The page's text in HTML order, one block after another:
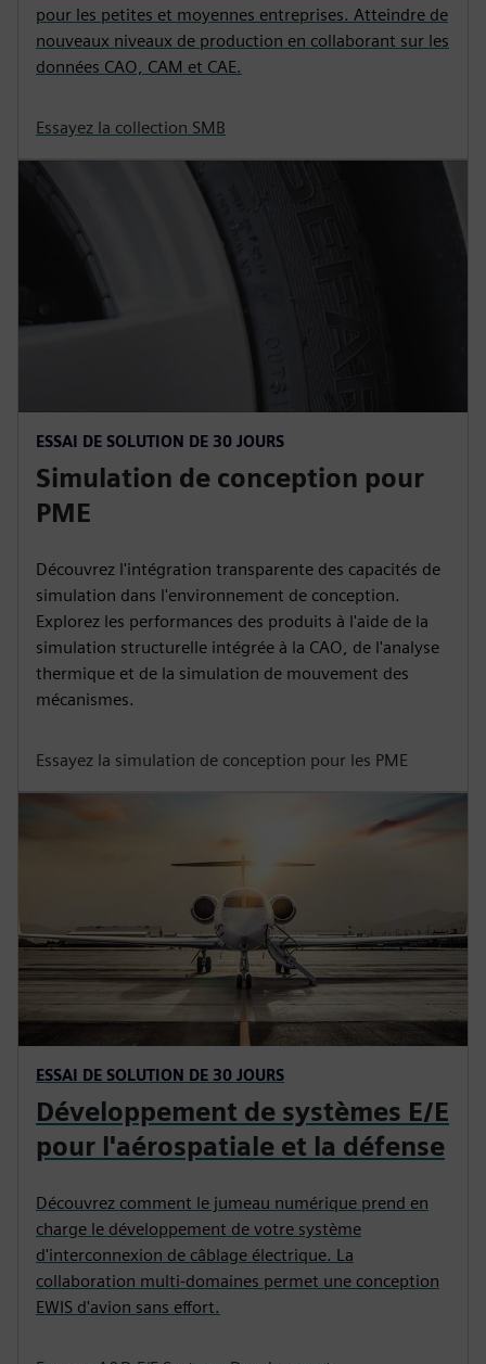
pour les petites et moyennes entreprises. Atteindre de
nouveaux niveaux de production en collaborant sur les
données CAO, CAM et CAE.
Essayez la collection SMB
ESSAI DE SOLUTION DE 30 JOURS
Simulation de conception pour
PME
Découvrez l'intégration transparente des capacités de
simulation dans l'environnement de conception.
Explorez les performances des produits à l'aide de la
simulation structurelle intégrée à la CAO, de l'analyse
thermique et de la simulation de mouvement des
mécanismes.
Essayez la simulation de conception pour les PME
ESSAI DE SOLUTION DE 30 JOURS
Développement de systèmes E/E
pour l'aérospatiale et la défense
Découvrez comment le jumeau numérique prend en
charge le développement de votre système
d'interconnexion de câblage électrique. La
collaboration multi-domaines permet une conception
EWIS d'avion sans effort.